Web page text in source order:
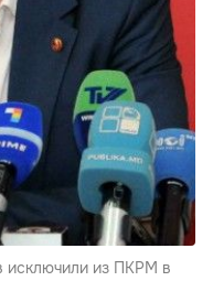
исключили из ПКРМ в